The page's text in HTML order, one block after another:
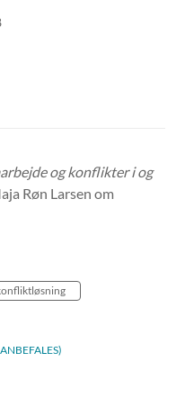
og konflikter i og
Røn Larsen om